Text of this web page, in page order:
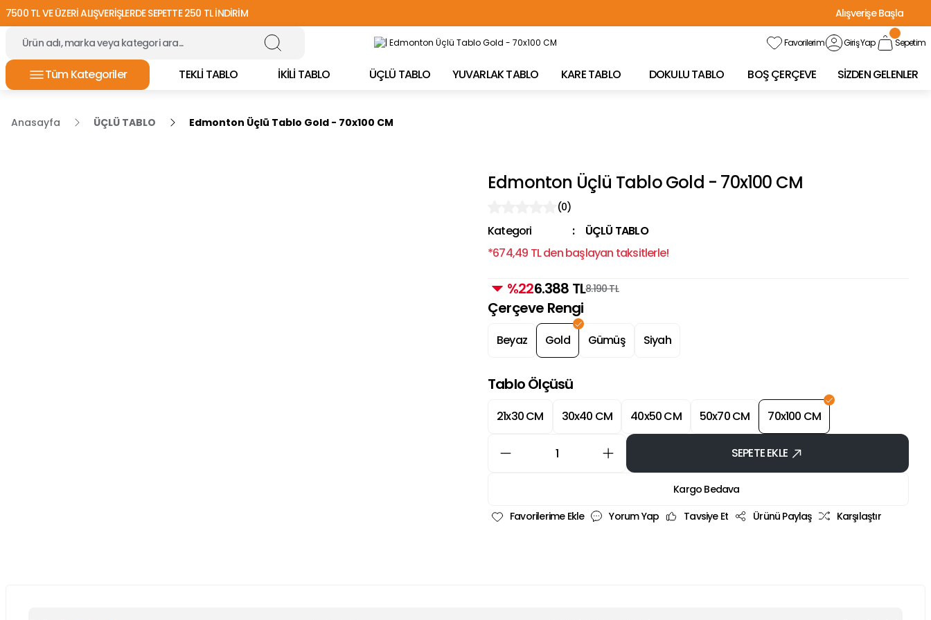
7500 TL VE ÜZERİ ALIŞVERİŞLERDE SEPETTE 250 TL İNDİRİM
Alışverişe Başla
TÜRKİYE'NİN HER YERİNE ÜCRETSİZ KARGO!
Favorilerim Giriş Yap Sepetim
Tüm Kategoriler TEKLİ TABLO İKİLİ TABLO ÜÇLÜ TABLO YUVARLAK TABLO KARE TABLO DOKULU TABLO BOŞ ÇERÇEVE SİZDEN GELENLER
Anasayfa ÜÇLÜ TABLO Edmonton Üçlü Tablo Gold - 70x100 CM
Edmonton Üçlü Tablo Gold - 70x100 CM
(0)
Kategori
ÜÇLÜ TABLO
*674,49 TL den başlayan taksitlerle!
%226.388 TL8.190 TL
Çerçeve Rengi
Beyaz Gold Gümüş Siyah
Tablo Ölçüsü
21x30 CM 30x40 CM 40x50 CM 50x70 CM 70x100 CM
SEPETE EKLE
Kargo Bedava
Yorum Yap
Tavsiye Et Ürünü Paylaş Karşılaştır